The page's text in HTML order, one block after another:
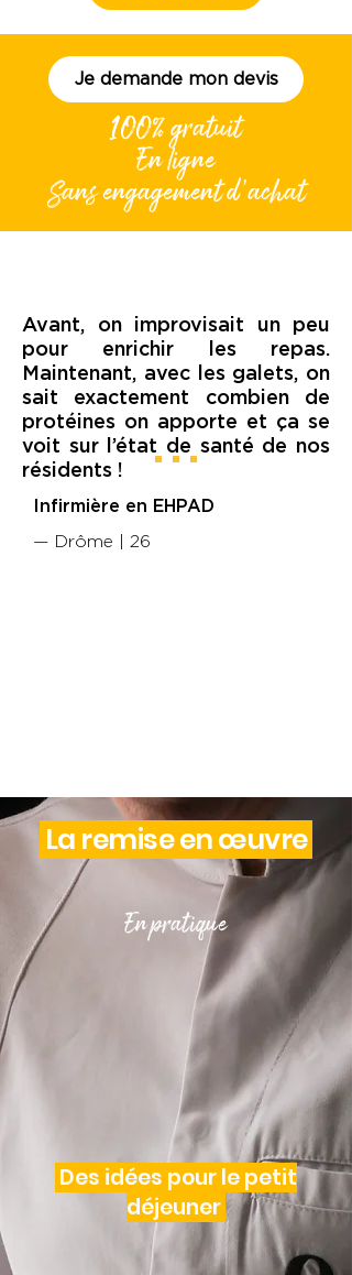
Je demande mon devis
100% gratuit
En ligne
Sans engagement d'achat
Avant, on improvisait un peu
pour enrichir les repas.
Maintenant, avec les galets, on
sait exactement combien de
protéines on apporte et ça se
voit sur l’état de santé de nos
résidents !
Infirmière en EHPAD
— Drôme | 26
La remise en œuvre
En pratique
Des idées pour le petit
déjeuner